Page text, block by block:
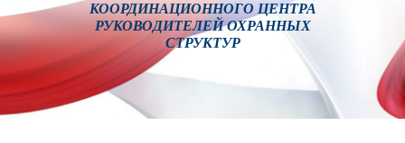
КООРДИНАЦИОННОГО ЦЕНТРА
РУКОВОДИТЕЛЕЙ ОХРАННЫХ
СТРУКТУР